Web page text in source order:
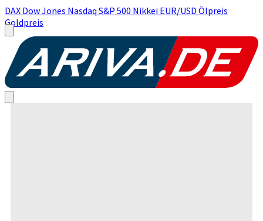
DAX Dow Jones Nasdaq S&P 500 Nikkei EUR/USD Ölpreis
Goldpreis